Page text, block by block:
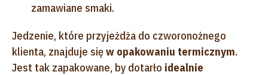
zamawiane smaki.
Jedzenie, które przyjeżdża do czworonożnego
klienta, znajduje sięw opakowaniu termicznym.
Jest tak zapakowane, by dotarło idealnie